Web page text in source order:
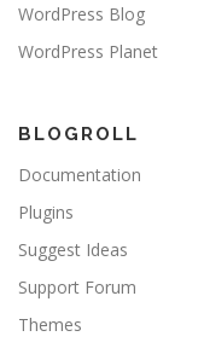
WordPress Blog
WordPress Planet
BLOGROLL
Documentation
Plugins
Suggest Ideas
Support Forum
Themes